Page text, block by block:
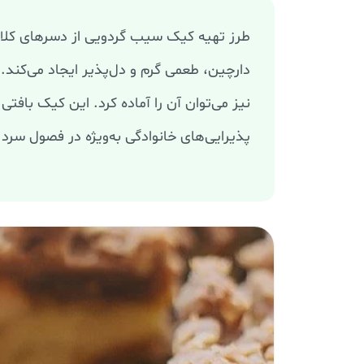
طرز تهیه کیک سیب گردویی از دسرهای
دارچین، طعمی گرم و دل‌پذیر ایجاد
نیز می‌توان آن را آماده کرد. این کیک
پذیرایی‌های خانوادگی به‌ویژه در فصول